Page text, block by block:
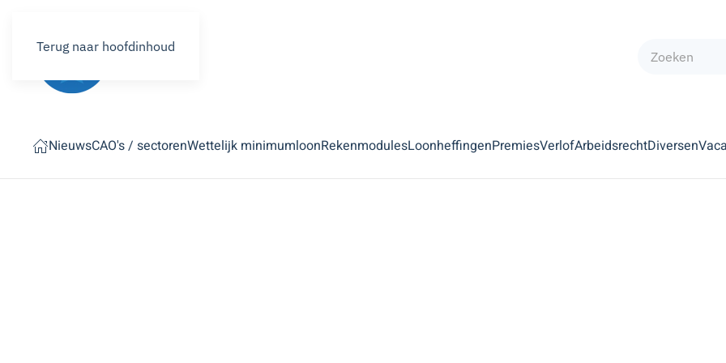
Terug naar hoofdinhoud
NieuwsCAO's / sectorenWettelijk minimumloonRekenmodulesLoonheffingenPremiesVerlofArbeidsrechtDiversen